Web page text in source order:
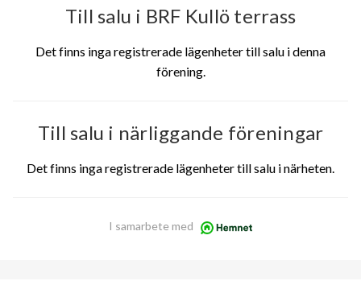
Till salu i BRF Kullö terrass
Det finns inga registrerade lägenheter till salu i denna
förening.
Till salu i närliggande föreningar
Det finns inga registrerade lägenheter till salu i närheten.
I samarbete med